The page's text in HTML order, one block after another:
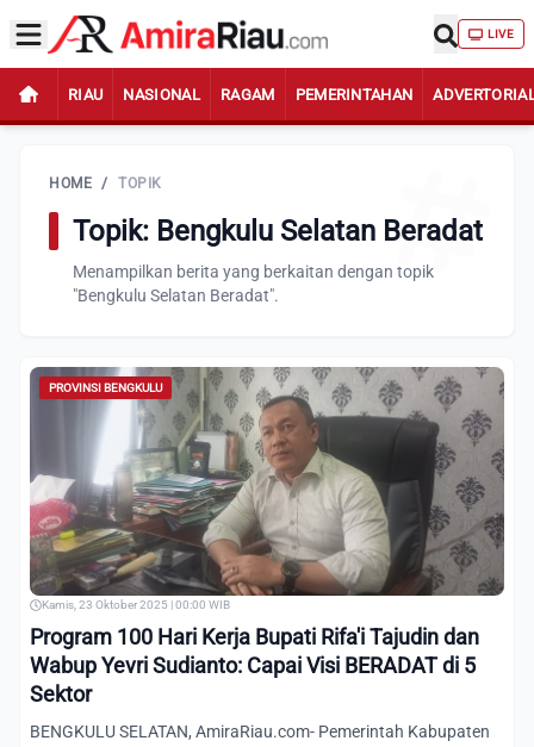
LIVE
RIAU NASIONAL RAGAM PEMERINTAHAN
HOME / TOPIK
Topik: Bengkulu Selatan Beradat
Menampilkan berita yang berkaitan dengan topik
"Bengkulu Selatan Beradat".
PROVINSI BENGKULU
Kamis, 23 Oktober 2025 | 00:00 WIB
Program 100 Hari Kerja Bupati Rifa'i Tajudin dan
Wabup Yevri Sudianto: Capai Visi BERADAT di 5
Sektor
BENGKULU SELATAN, AmiraRiau.com- Pemerintah Kabupaten